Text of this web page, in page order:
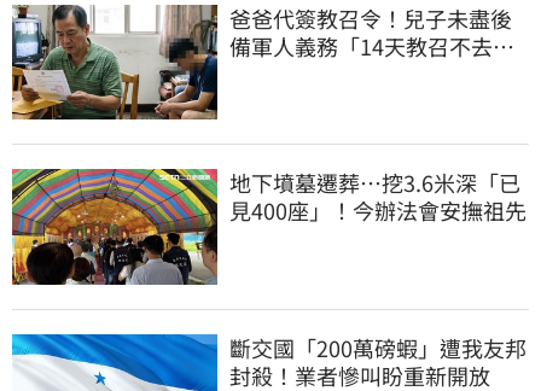
爸爸代簽教召令！兒子未盡後
備軍人義務「14天教召不去」
地下墳墓遷葬…挖3.6米深「已
見400座」！今辦法會安撫祖先
斷交國「200萬磅蝦」遭我友邦
封殺！業者慘叫盼重新開放